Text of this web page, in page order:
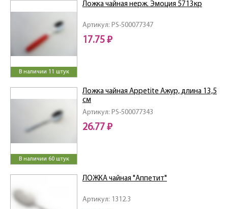
В наличии 11 штук
Артикул: PS-500077347
Ложка чайная нерж. Эмоция 5713кр
17.75 ₽
В наличии 60 штук
Артикул: PS-500077343
Ложка чайная Appetite Ажур, длина 13,5
см
26.77 ₽
Артикул: 1312.3
ЛОЖКА чайная "Аппетит"